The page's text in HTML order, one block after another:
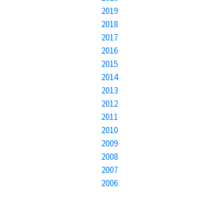
2019
2018
2017
2016
2015
2014
2013
2012
2011
2010
2009
2008
2007
2006